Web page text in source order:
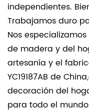
independientes.
Trabajamos duro
Nos
de madera y del
artesanía y el
YC19187AB de
decoración del
para todo el